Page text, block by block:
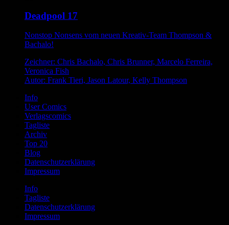
Deadpool 17
Nonstop Nonsens vom neuen Kreativ-Team Thompson &
Bachalo!
Zeichner: Chris Bachalo, Chris Brunner, Marcelo Ferreira,
Veronica Fish
Autor: Frank Tieri, Jason Latour, Kelly Thompson
Info
User Comics
Verlagscomics
Tagliste
Archiv
Top 20
Blog
Datenschutzerklärung
Impressum
Info
Tagliste
Datenschutzerklärung
Impressum